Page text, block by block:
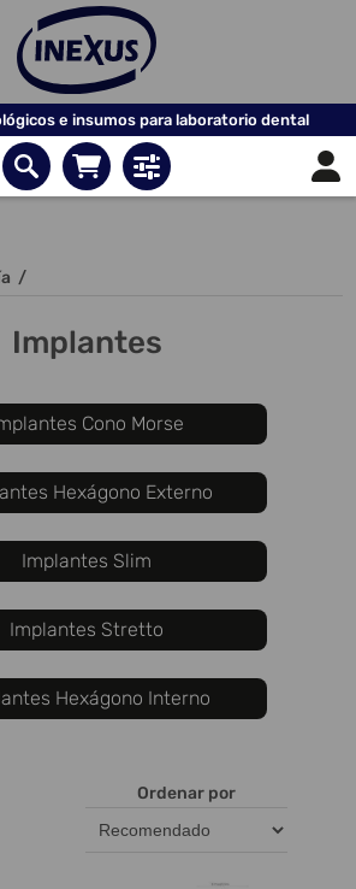
e insumos para laboratorio dental
/
Implantes
Cono Morse
Hexágono Externo
Implantes Slim
Implantes Stretto
Hexágono Interno
Ordenar por